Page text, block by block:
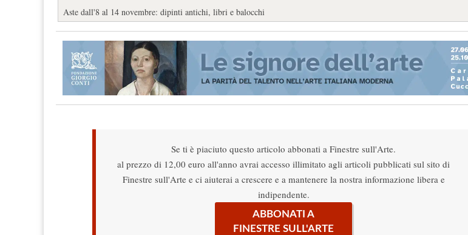
Aste dall'8 al 14 novembre: dipinti antichi, libri e balocchi
Se ti è piaciuto questo articolo abbonati a Finestre sull'Arte.
al prezzo di 12,00 euro all'anno avrai accesso illimitato agli articoli pubblicati sul sito di
Finestre sull'Arte e ci aiuterai a crescere e a mantenere la nostra informazione libera e
indipendente.
ABBONATI A
FINESTRE SULL'ARTE